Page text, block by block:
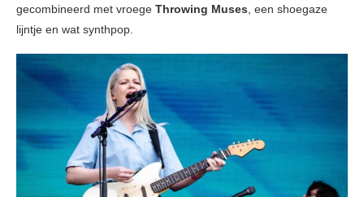
gecombineerd met vroege Throwing Muses, een shoegaze
lijntje en wat synthpop.